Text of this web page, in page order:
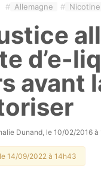
# Allemagne # Nicotine
d’e-
avant
Dunand , le 10/02/2016 à
14/09/2022 à 14h43